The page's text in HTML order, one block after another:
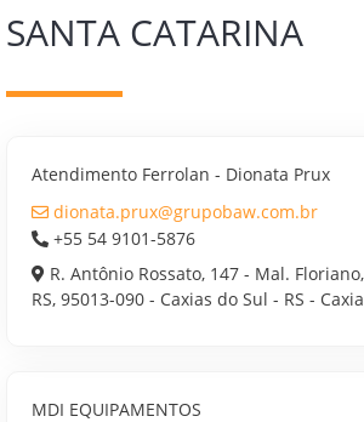
SANTA CATARINA
Atendimento Ferrolan - Dionata Prux
dionata.prux@grupobaw.com.br
+55 54 9101-5876
R. Antônio Rossato, 147 - Mal.
RS, 95013-090 - Caxias do Sul - RS -
MDI EQUIPAMENTOS